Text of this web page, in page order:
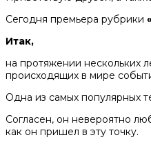
Сегодня премьера рубрики
Итак,
на протяжении нескольких
происходящих в мире
Одна из самых популярных
Согласен, он невероятно
как он пришел в эту точку.